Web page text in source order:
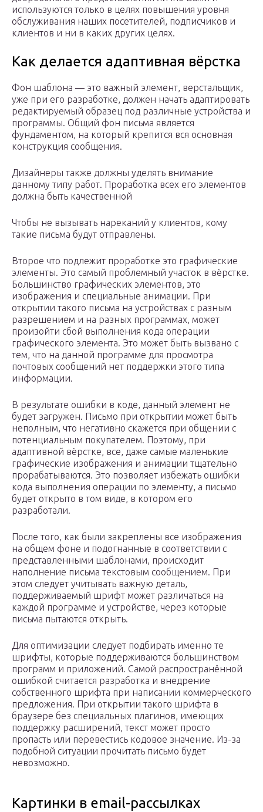
используются только в целях повышения уровня
обслуживания наших посетителей, подписчиков и
клиентов и ни в каких других целях.
Как делается адаптивная вёрстка
Фон шаблона — это важный элемент, верстальщик,
уже при его разработке, должен начать адаптировать
редактируемый образец под различные устройства и
программы. Общий фон письма является
фундаментом, на который крепится вся основная
конструкция сообщения.
Дизайнеры также должны уделять внимание
данному типу работ. Проработка всех его элементов
должна быть качественной
Чтобы не вызывать нареканий у клиентов, кому
такие письма будут отправлены.
Второе что подлежит проработке это графические
элементы. Это самый проблемный участок в вёрстке.
Большинство графических элементов, это
изображения и специальные анимации. При
открытии такого письма на устройствах с разным
разрешением и на разных программах, может
произойти сбой выполнения кода операции
графического элемента. Это может быть вызвано с
тем, что на данной программе для просмотра
почтовых сообщений нет поддержки этого типа
информации.
В результате ошибки в коде, данный элемент не
будет загружен. Письмо при открытии может быть
неполным, что негативно скажется при общении с
потенциальным покупателем. Поэтому, при
адаптивной вёрстке, все, даже самые маленькие
графические изображения и анимации тщательно
прорабатываются. Это позволяет избежать ошибки
кода выполнения операции по элементу, а письмо
будет открыто в том виде, в котором его
разработали.
После того, как были закреплены все изображения
на общем фоне и подогнанные в соответствии с
представленными шаблонами, происходит
наполнение письма текстовым сообщением. При
этом следует учитывать важную деталь,
поддерживаемый шрифт может различаться на
каждой программе и устройстве, через которые
письма пытаются открыть.
Для оптимизации следует подбирать именно те
шрифты, которые поддерживаются большинством
программ и приложений. Самой распространённой
ошибкой считается разработка и внедрение
собственного шрифта при написании коммерческого
предложения. При открытии такого шрифта в
браузере без специальных плагинов, имеющих
поддержку расширений, текст может просто
пропасть или перевестись кодовое значение. Из-за
подобной ситуации прочитать письмо будет
невозможно.
Картинки в email-рассылках